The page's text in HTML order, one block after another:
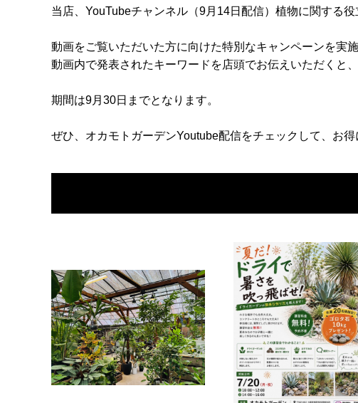
当店、YouTubeチャンネル（9月14日配信）植物に関する
動画をご覧いただいた方に向けた特別なキャンペーンを実施
動画内で発表されたキーワードを店頭でお伝えいただくと
期間は9月30日までとなります。
ぜひ、オカモトガーデンYoutube配信をチェックして、お